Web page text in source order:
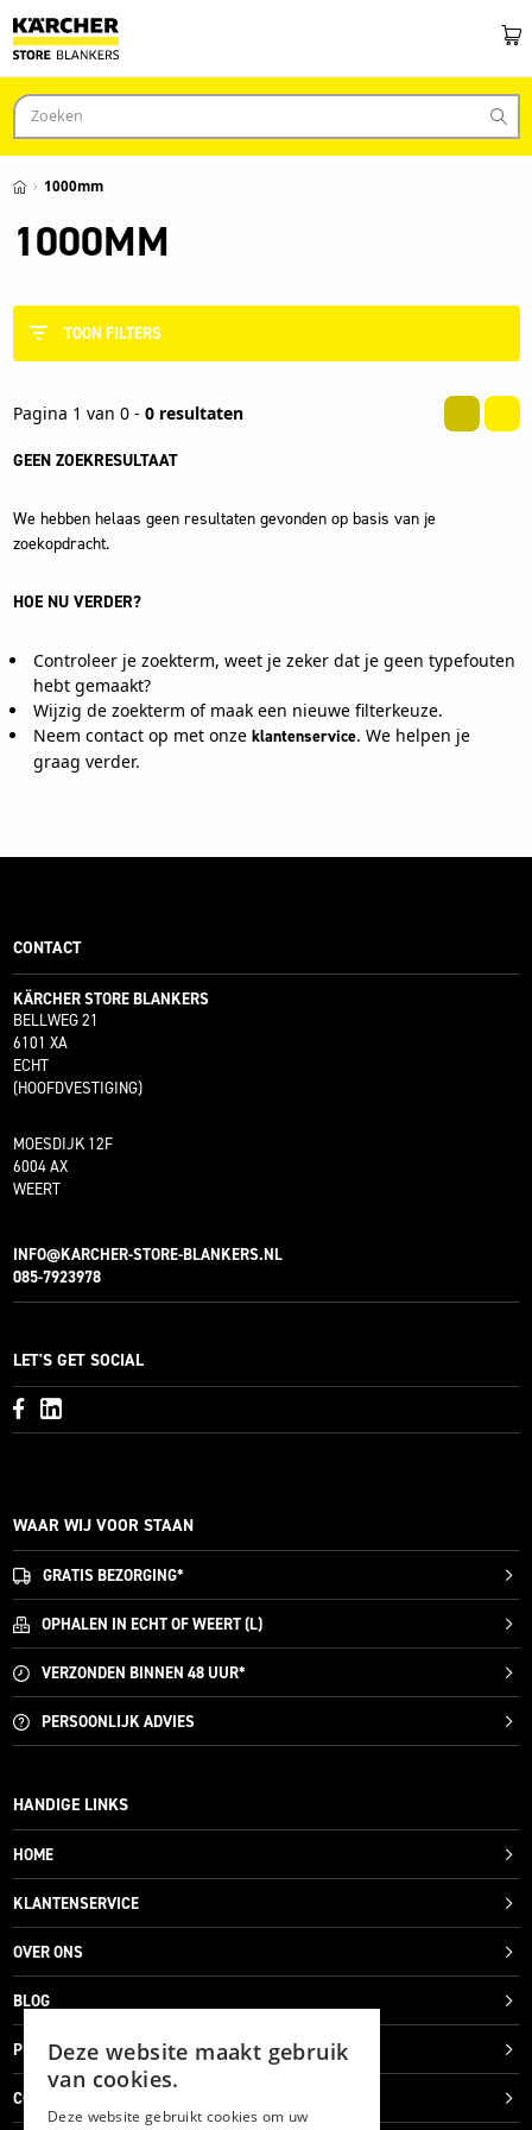
1000mm
1000MM
TOON FILTERS
Pagina 1 van 0 - 0 resultaten
GEEN ZOEKRESULTAAT
We hebben helaas geen resultaten gevonden op basis van je
zoekopdracht.
HOE NU VERDER?
Controleer je zoekterm, weet je zeker dat je geen typefouten
hebt gemaakt?
Wijzig de zoekterm of maak een nieuwe filterkeuze.
Neem contact op met onze klantenservice. We helpen je
graag verder.
CONTACT
KÄRCHER STORE BLANKERS
BELLWEG 21
6101 XA
ECHT
(HOOFDVESTIGING)
MOESDIJK 12F
6004 AX
WEERT
INFO@KARCHER-STORE-BLANKERS.NL
085-7923978
LET'S GET SOCIAL
WAAR WIJ VOOR STAAN
GRATISBEZORGING*
OPHALEN IN ECHT OF WEERT (L)
VERZONDEN BINNEN 48 UUR*
PERSOONLIJKADVIES
HANDIGE LINKS
HOME
KLANTENSERVICE
OVER ONS
BLOG
PRIVACYVERKLARING
COOKIES
Deze website maakt gebruik
van cookies.
Deze website gebruikt cookies om uw